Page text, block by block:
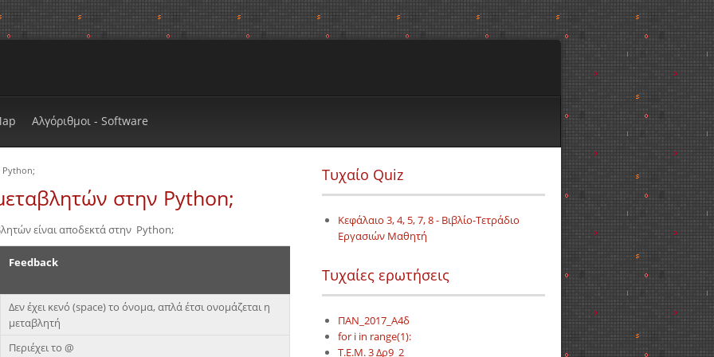
Αλγόριθμοι - Software
Python;
στην Python;
είναι αποδεκτά στην Python;
Feedback
Δεν έχει κενό (space) το όνομα, απλά έτσι ονομάζεται η
μεταβλητή
Περιέχει το @
Τυχαίο Quiz
Κεφάλαιο 3, 4, 5, 7, 8 - Βιβλίο-Τετράδιο
Εργασιών Μαθητή
Τυχαίες ερωτήσεις
ΠΑΝ_2017_Α4δ
for i in range(1):
Τ.Ε.Μ. 3 Δρ9_2